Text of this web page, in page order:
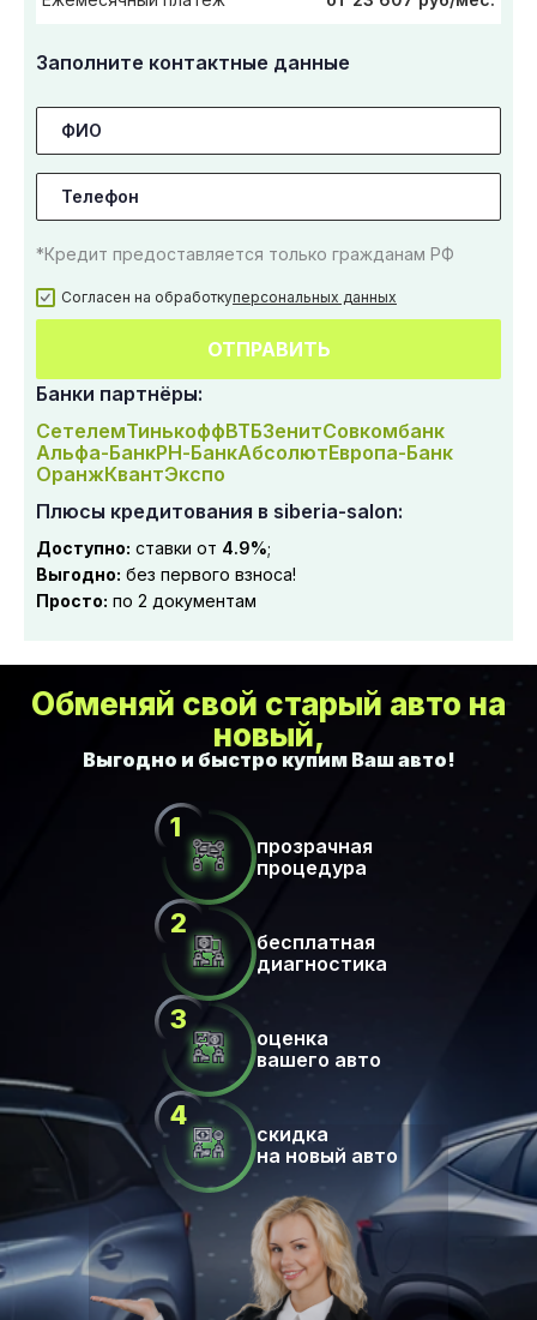
Заполните контактные данные
*Кредит предоставляется только гражданам РФ
Согласен на обработкуперсональных данных
ОТПРАВИТЬ
Банки партнёры:
СетелемТинькоффВТБЗенитСовкомбанк
Альфа-БанкРН-БанкАбсолютЕвропа-Банк
ОранжКвантЭкспо
Плюсы кредитования в siberia-salon:
Доступно: ставки от 4.9%;
Выгодно: без первого взноса!
Просто: по 2 документам
Обменяй свой старый авто на
новый,
прозрачная
процедура
бесплатная
диагностика
оценка
вашего авто
скидка
на новый авто